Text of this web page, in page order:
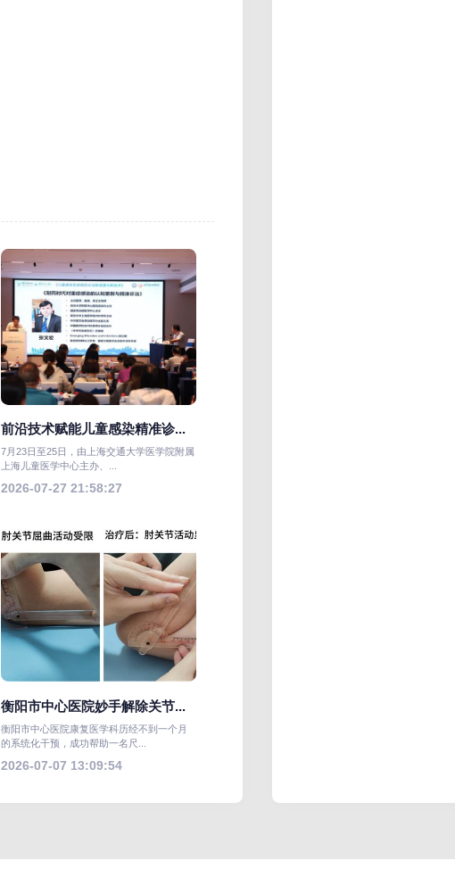
前沿技术赋能儿童感染精准诊...
7月23日至25日，由上海交通大学医学院附属
上海儿童医学中心主办、...
2026-07-27 21:58:27
衡阳市中心医院妙手解除关节...
衡阳市中心医院康复医学科历经不到一个月
的系统化干预，成功帮助一名尺...
2026-07-07 13:09:54